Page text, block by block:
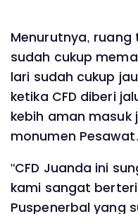
Menurutnya, ruang
sudah cukup
lari sudah cukup
ketika CFD diberi
kebih aman
monumen Pesawat.
"CFD Juanda ini
kami sangat
Puspenerbal yang